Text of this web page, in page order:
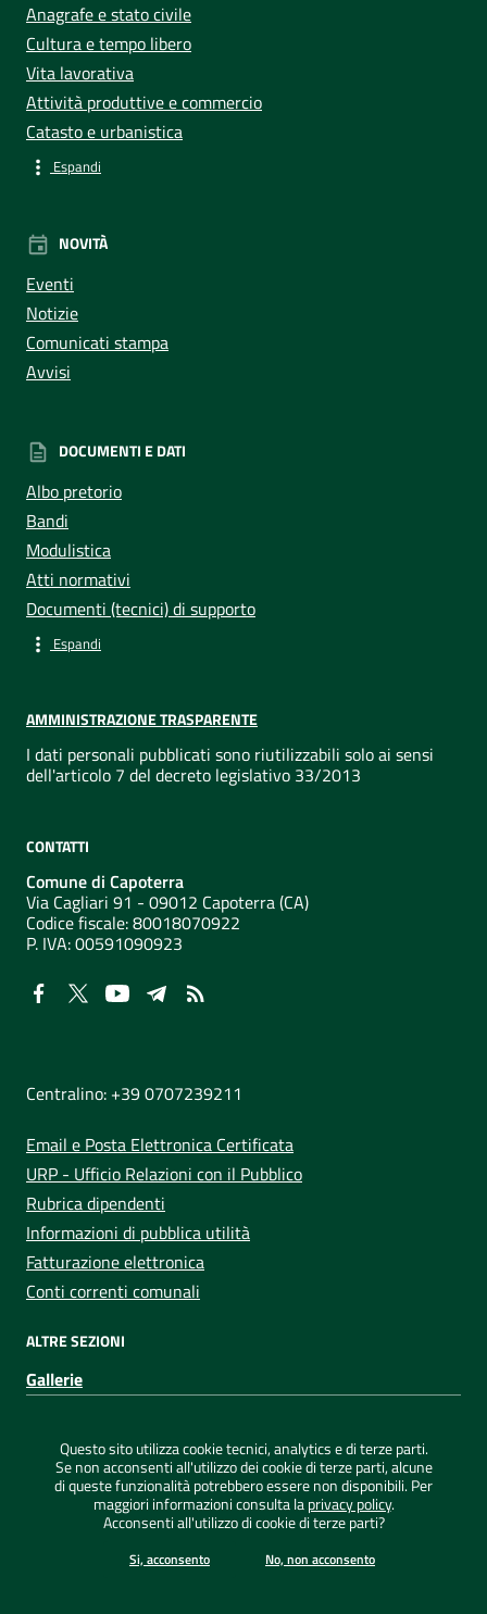
Anagrafe e stato civile
Cultura e tempo libero
Vita lavorativa
Attività produttive e commercio
Catasto e urbanistica
Espandi
NOVITÀ
Eventi
Notizie
Comunicati stampa
Avvisi
DOCUMENTI E DATI
Albo pretorio
Bandi
Modulistica
Atti normativi
Documenti (tecnici) di supporto
Espandi
AMMINISTRAZIONE TRASPARENTE
I dati personali pubblicati sono riutilizzabili solo ai sensi
dell'articolo 7 del decreto legislativo 33/2013
CONTATTI
Comune di Capoterra
Via Cagliari 91 - 09012 Capoterra (CA)
Codice fiscale: 80018070922
P. IVA:00591090923
Centralino: +39 0707239211
Email e Posta Elettronica Certificata
URP - Ufficio Relazioni con il Pubblico
Rubrica dipendenti
Informazioni di pubblica utilità
Fatturazione elettronica
Conti correnti comunali
ALTRE SEZIONI
Gallerie
Sezione Link Utili
Credits | Mappa del sito | ConsulMedia
2026 Comune di Capoterra - Tutti i diritti riservati
Questo sito utilizza cookie tecnici, analytics e di terze parti.
Se non acconsenti all'utilizzo dei cookie di terze parti, alcune
di queste funzionalità potrebbero essere non disponibili. Per
maggiori informazioni consulta laprivacy policy.
Acconsenti all'utilizzo di cookie di terze parti?
Si, acconsento No, non acconsento